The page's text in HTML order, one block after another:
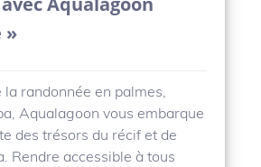
»
randonnée en palmes,
Aqualagoon vous embarque
des trésors du récif et de
Rendre accessible à tous